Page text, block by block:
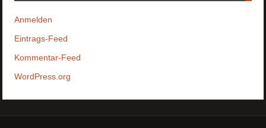
Anmelden
Eintrags-Feed
Kommentar-Feed
WordPress.org